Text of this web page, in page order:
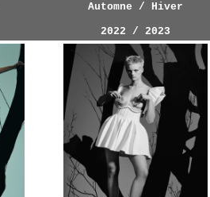
Automne / Hiver
2022 / 2023